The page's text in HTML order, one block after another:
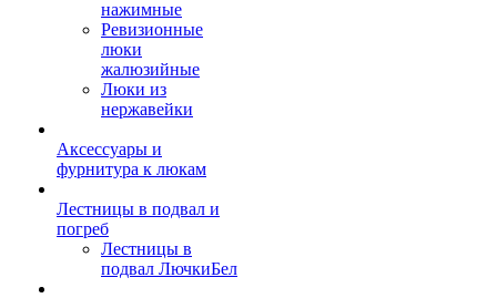
нажимные
Ревизионные
люки
жалюзийные
Люки из
нержавейки
Аксессуары и
фурнитура к люкам
Лестницы в подвал и
погреб
Лестницы в
подвал ЛючкиБел